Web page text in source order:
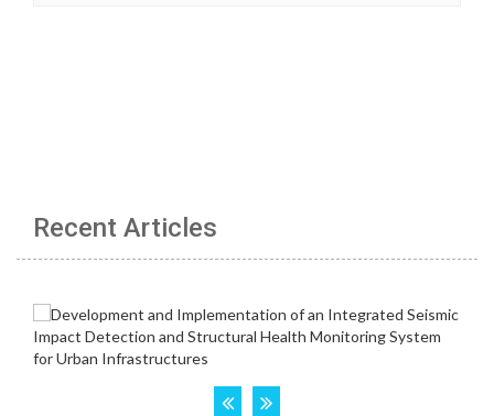
Recent Articles